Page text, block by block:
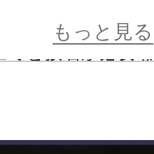
いてご案内いた
剤が（Loctite、
もっと見る